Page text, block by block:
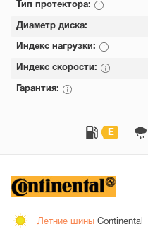
Тип протектора:
Диаметр диска:
Индекс нагрузки:
Индекс скорости:
Гарантия:
E
Летние шины Continental